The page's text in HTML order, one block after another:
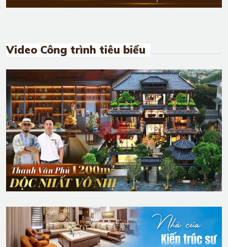
Video Công trình tiêu biểu